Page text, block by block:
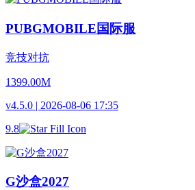
PUBGMOBILE国际服
竞技对抗
1399.00M
v4.5.0 | 2026-08-06 17:35
9.8
G沙盒2027